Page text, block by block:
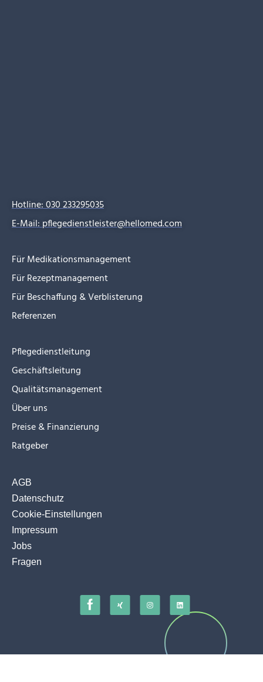
Hotline: 030 233295035
E-Mail: pflegedienstleister@hellomed.com
Für Medikationsmanagement
Für Rezeptmanagement
Für Beschaffung & Verblisterung
Referenzen
Pflegedienstleitung
Geschäftsleitung
Qualitätsmanagement
Über uns
Preise & Finanzierung
Ratgeber
AGB
Datenschutz
Cookie-Einstellungen
Impressum
Jobs
Fragen